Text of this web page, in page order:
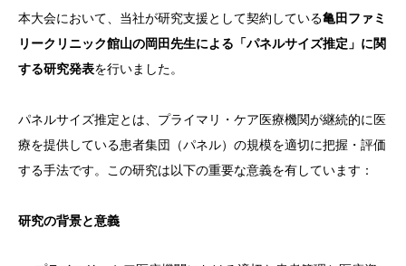
本大会において、当社が研究支援として契約している亀田ファミ
リークリニック館山の岡田先生による「パネルサイズ推定」に関
する研究発表を行いました。
パネルサイズ推定とは、プライマリ・ケア医療機関が継続的に医
療を提供している患者集団（パネル）の規模を適切に把握・評価
する手法です。この研究は以下の重要な意義を有しています：
研究の背景と意義